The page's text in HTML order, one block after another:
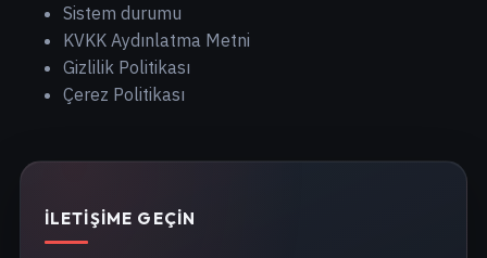
Sistem durumu
KVKK Aydınlatma Metni
Gizlilik Politikası
Çerez Politikası
İLETIŞIME GEÇIN